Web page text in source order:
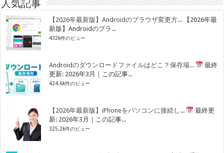
人気記事
【2026年最新版】Androidのブラウザ変更方...
【2026年最
新版】Androidのブラ...
432k件のビュー
Androidのダウンロードファイルはどこ？保存場...
最終
更新: 2026年3月｜この記事...
424.6k件のビュー
【2026年最新版】iPhoneをパソコンに接続し...
最終更
新: 2026年3月｜この記事...
325.2k件のビュー